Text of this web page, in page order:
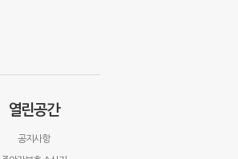
열린공간
공지사항